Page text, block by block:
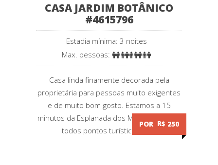
CASA JARDIM BOTÂNICO
#4615796
Estadia mínima: 3 noites
Max. pessoas:
Casa linda finamente decorada pela
proprietária para pessoas muito exigentes
e de muito bom gosto. Estamos a 15
minutos da Esplanada dos Ministérios e de
todos pontos turísticos da...
POR R$ 250